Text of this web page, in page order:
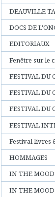
DEAUVILLE
DOCS DE
EDITORIAUX
Fenêtre sur le
FESTIVAL DU
FESTIVAL DU
FESTIVAL DU
FESTIVAL
Festival livres
HOMMAGES
IN THE MOOD
IN THE